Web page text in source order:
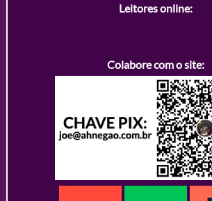
Leitores online:
Colabore com o site: